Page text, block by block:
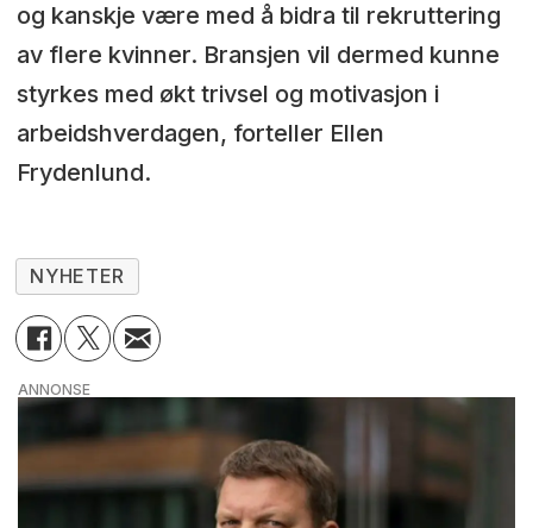
og kanskje være med å bidra til rekruttering
av flere kvinner. Bransjen vil dermed kunne
styrkes med økt trivsel og motivasjon i
arbeidshverdagen, forteller Ellen
Frydenlund.
NYHETER
ANNONSE